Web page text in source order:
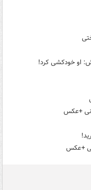
او خودکشی کرد!
+عکس
+عکس